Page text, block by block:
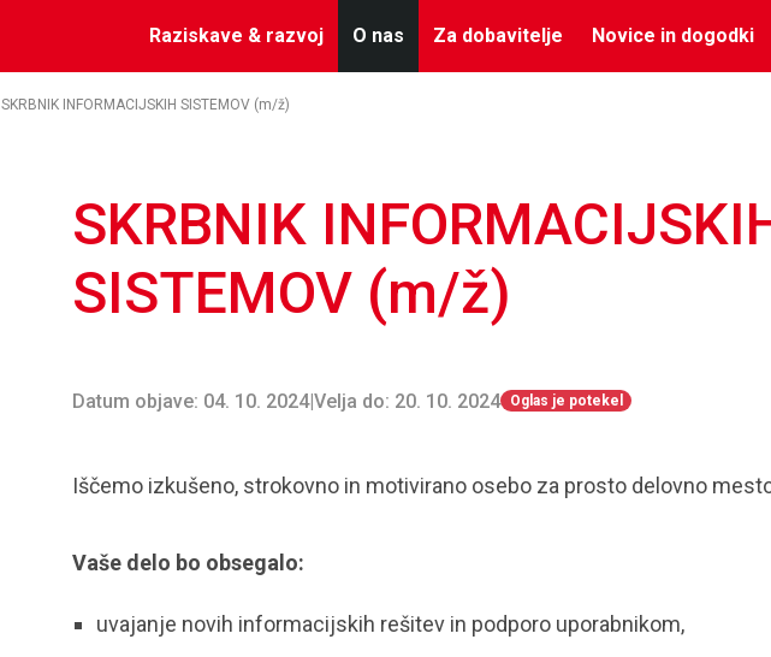
Raziskave & razvoj O nas Za dobavitelje Novice in dogodki
SKRBNIK INFORMACIJSKIH SISTEMOV (m/ž)
SKRBNIK
SISTEMOV (m/ž)
Datum objave: 04. 10. 2024|Velja do: 20. 10. 2024 Oglas je potekel
Iščemo izkušeno, strokovno in motivirano osebo za prosto delovno
Vaše delo bo obsegalo:
uvajanje novih informacijskih rešitev in podporo uporabnikom,